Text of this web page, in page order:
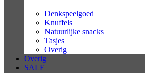
Denkspeelgoed
Knuffels
Natuurlijke snacks
Tasjes
Overig
Overig
SALE